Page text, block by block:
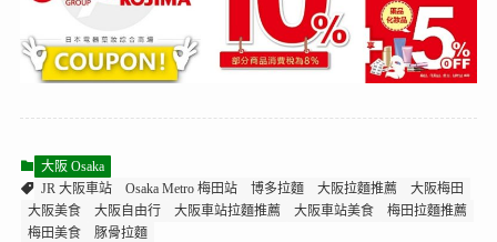
大阪 Osaka
JR 大阪車站
Osaka Metro 梅田站 博多拉麵 大阪拉麵推薦
大阪梅田
大阪美食
大阪自由行 大阪車站拉麵推薦 大阪車站美食
梅田拉麵推薦
梅田美食
豚骨拉麵